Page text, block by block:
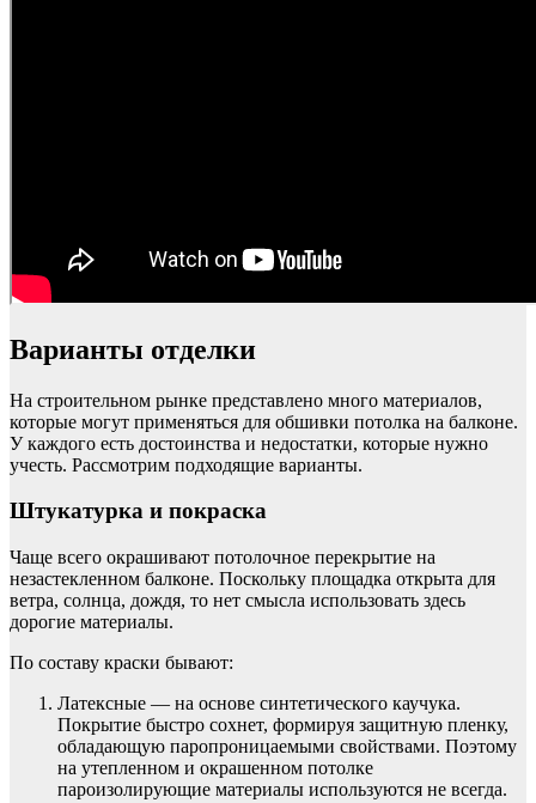
Варианты отделки
На строительном рынке представлено много материалов,
которые могут применяться для обшивки потолка на балконе.
У каждого есть достоинства и недостатки, которые нужно
учесть. Рассмотрим подходящие варианты.
Штукатурка и покраска
Чаще всего окрашивают потолочное перекрытие на
незастекленном балконе. Поскольку площадка открыта для
ветра, солнца, дождя, то нет смысла использовать здесь
дорогие материалы.
По составу краски бывают:
Латексные — на основе синтетического каучука.
Покрытие быстро сохнет, формируя защитную пленку,
обладающую паропроницаемыми свойствами. Поэтому
на утепленном и окрашенном потолке
пароизолирующие материалы используются не всегда.